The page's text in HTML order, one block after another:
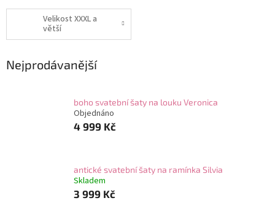
Velikost XXXL a
větší
Nejprodávanější
boho svatební šaty na louku Veronica
Objednáno
4 999 Kč
antické svatební šaty na ramínka Silvia
Skladem
3 999 Kč